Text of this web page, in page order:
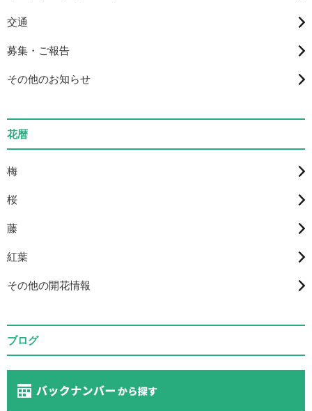
交通
募集・ご報告
その他のお知らせ
花暦
梅
桜
藤
紅葉
その他の開花情報
ブログ